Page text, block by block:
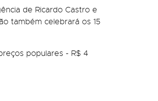
de Ricardo Castro e
também celebrará os 15
populares - R$ 4